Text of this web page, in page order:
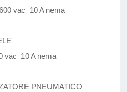
vac 10 A nema
vac 10 A nema
PNEUMATICO